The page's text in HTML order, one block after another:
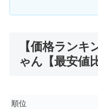
【価格ランキ
ゃん【最安値
順位